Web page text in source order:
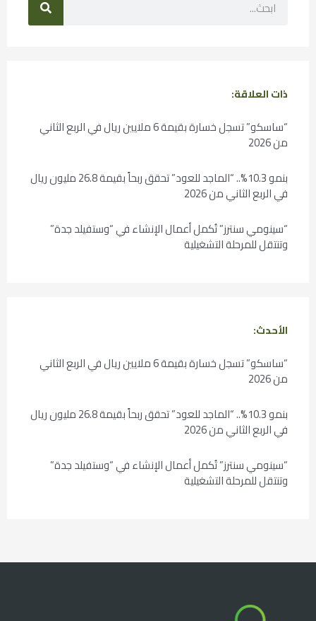
ذات العلاقة:
“ساسكو” تسجل خسارة بقيمة 6 ملايين ريال في الربع الثاني
من 2026
بنمو 10.3%.. “الماجد للعود” تحقق ربحاً بقيمة 26.8 مليون ريال
في الربع الثاني من 2026
“سينومي سنترز” تُكمل أعمال الإنشاء في “وستفيلد جدة”
وتنتقل للمرحلة التشغيلية
الأحدث:
“ساسكو” تسجل خسارة بقيمة 6 ملايين ريال في الربع الثاني
من 2026
بنمو 10.3%.. “الماجد للعود” تحقق ربحاً بقيمة 26.8 مليون ريال
في الربع الثاني من 2026
“سينومي سنترز” تُكمل أعمال الإنشاء في “وستفيلد جدة”
وتنتقل للمرحلة التشغيلية